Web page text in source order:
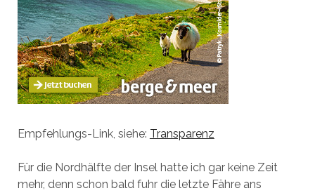
Empfehlungs-Link, siehe: Transparenz
Für die Nordhälfte der Insel hatte ich gar keine Zeit
mehr, denn schon bald fuhr die letzte Fähre ans